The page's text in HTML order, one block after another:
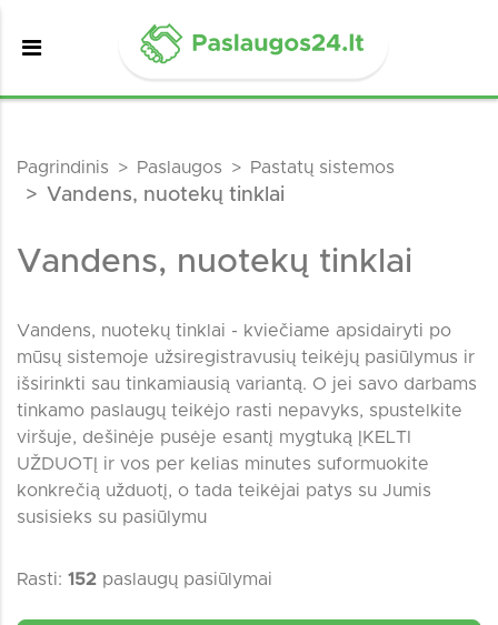
Pagrindinis Paslaugos Pastatų sistemos
Vandens, nuotekų tinklai
Vandens, nuotekų tinklai
Vandens, nuotekų tinklai - kviečiame apsidairyti po
mūsų sistemoje užsiregistravusių teikėjų pasiūlymus ir
išsirinkti sau tinkamiausią variantą. O jei savo darbams
tinkamo paslaugų teikėjo rasti nepavyks, spustelkite
viršuje, dešinėje pusėje esantį mygtuką ĮKELTI
UŽDUOTĮ ir vos per kelias minutes suformuokite
konkrečią užduotį, o tada teikėjai patys su Jumis
susisieks su pasiūlymu
Rasti: 152 paslaugų pasiūlymai